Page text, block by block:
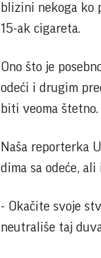
blizini nekoga ko
15-ak cigareta.
Ono što je
odeći i drugim
biti veoma štetno.
Naša reporterka
dima sa odeće,
- Okačite svoje
neutrališe taj